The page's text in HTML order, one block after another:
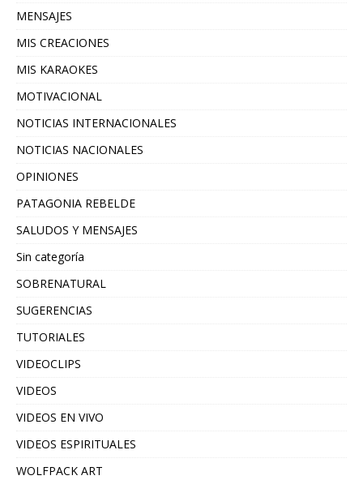
MENSAJES
MIS CREACIONES
MIS KARAOKES
MOTIVACIONAL
NOTICIAS INTERNACIONALES
NOTICIAS NACIONALES
OPINIONES
PATAGONIA REBELDE
SALUDOS Y MENSAJES
Sin categoría
SOBRENATURAL
SUGERENCIAS
TUTORIALES
VIDEOCLIPS
VIDEOS
VIDEOS EN VIVO
VIDEOS ESPIRITUALES
WOLFPACK ART